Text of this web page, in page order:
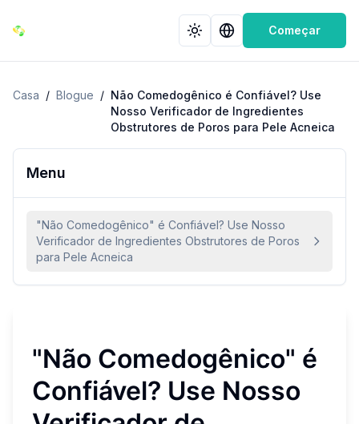
Começar
Casa / Blogue / Não Comedogênico é Confiável? Use
Nosso Verificador de Ingredientes
Obstrutores de Poros para Pele Acneica
Menu
"Não Comedogênico" é Confiável? Use Nosso
Verificador de Ingredientes Obstrutores de Poros
para Pele Acneica
"Não Comedogênico" é
Confiável? Use Nosso